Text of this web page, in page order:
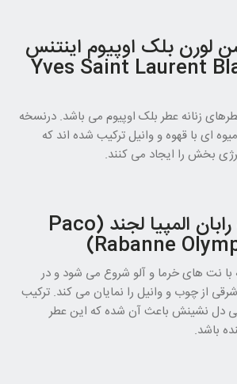
لورن بلک اوپیوم اینتنس
(Yves Saint Laurent
زنانه عطر بلک اوپیوم می باشد. درنسخه
ای با قهوه و وانیل ترکیب شده اند که
بخش را ایجاد می کنند.
3.ادکلن پاکو رابان المپیا لجند (Paco
Rabanne
نت های خرما و آلو شروع می شود و در
از چوب و وانیل را نمایان می کند. ترکیب
دل نشینش باعث آن شده که این عطر
باشد.